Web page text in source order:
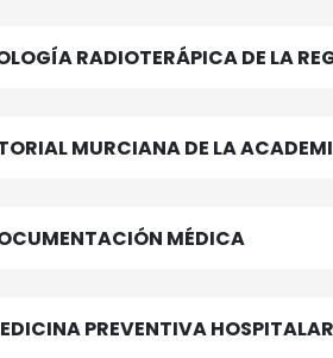
RADIOTERÁPICA DE LA
MURCIANA DE LA
MÉDICA
PREVENTIVA